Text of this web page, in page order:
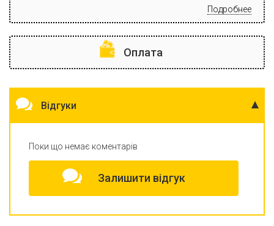
Подробнее
Оплата
Відгуки
Поки що немає коментарів
Залишити відгук